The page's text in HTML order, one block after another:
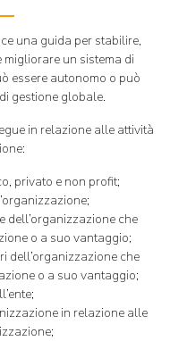
una guida per stabilire,
migliorare un sistema di
essere autonomo o può
gestione globale.
in relazione alle attività
privato e non profit;
dell’organizzazione che
o a suo vantaggio;
dell’organizzazione che
o a suo vantaggio;
in relazione alle